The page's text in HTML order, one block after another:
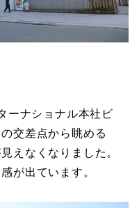
ーナショナル本社ビ
交差点から眺める
えなくなりました。
が出ています。